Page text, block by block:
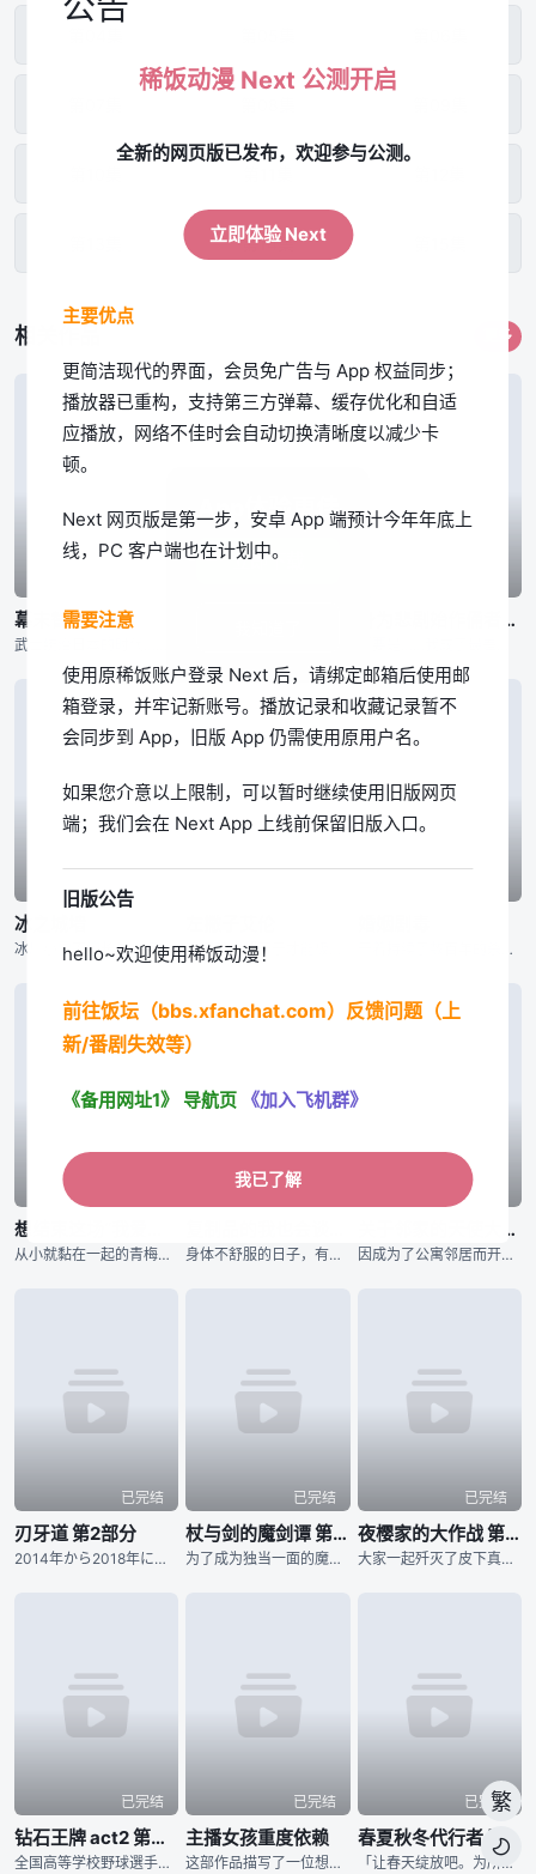
App体验更佳
立即下载
第14集
第16集
第19集 第20集 第21集
第22集
第25集
相关作品 更多
幕末替身传说 身为悲剧始作俑者的最强邪恶BOSS女王为民竭心尽力。 第二季
已完结
冰之城墙
冰川小雪不擅长与人接触，与他人之间竖起了一堵城墙。尽管在高中里不与人扯上关系独自度过，却和不知为何不停逼近的雨宫凑相遇了——？孤高的女子小雪，学校里的人气之人美姬，毫无距离感男子凑，有着悠哉温柔氛围的 干着持续了数百年的杀手行当“用毒人”的青年·下吕。对于干着暗中的工作，不擅长应对女性的他来说结婚并不是必须要做的东西。然而，为了不让“用毒人”的血脉断绝，老家通知他的妹妹要强制让她生下继承人。就在这时
从小就黏在一起的青梅竹马。即使他们注意到了自己的情感，但因太过熟悉而无法坦然面对对方。将两人紧紧连在一起的是从小开始玩的「我爱你」游戏。两人将爱情托付给了这个游戏，如果谁先让对方害羞，谁就获胜！？&n
已完结
身体不舒服的日子，有着麻烦的值日的日子，定期测试的日子……。她在嫌去学校麻烦的日子里，就会把我唤出。名为爱川素直的少女的分身，便利的替身，那就是我。不过尽管外貌完全相同，性格却有点区别就是了。无法自由
已完结
关于邻家的天使大人不知不觉把我惯成了废人这档子事 第二季
因成为了公寓邻居而开始交流的藤宫周与椎名真昼，在高中二年级的运动会结束后，终于正式交往。无论是亲手制作的料理还是浴衣约会，两人间充满了如新婚夫妻般的氛围，但那份怦然心动的感觉却依然让他们不知所措。随着
已完结
刃牙道 第2部分
2014年から2018年にわたり『週刊少年チャンピオン』にて、連載された板垣恵介による同名コミックが原作の『刃牙道』。 “地上最強の親子喧嘩”が幕を閉じてから、刃牙をはじめ、歴戦のファイターたちは耐
已完结
杖与剑的魔剑谭 第二季
为了成为独当一面的魔导士，少年威尔进入魔法学院学习。然而个性努力认真的他，即使想成为魔导士却有个致命性的弱点。那就是「他完全无法使用魔法」。同学跟老师都用冷漠的眼神看待他，尽管有的时候感到相当挫折，威
已完结
夜樱家的大作战 第二季
大家一起歼灭了皮下真率领的犯罪组织「蒲公英」，「夜樱前线」顺利成功，接着还一并举办了太阳与六美的婚宴，夜樱家迎来了安稳的日常生活…… 然而却冒出了新任务？ 某天，太阳在梦中与夜樱家初代当家夜樱蕾进
已完结
钻石王牌 act2 第二季
全国高等学校野球選手権東京大会に参加する各校の選手の闘志みなぎる表情から始まります。稲城実業高等学校、市大三高、薬師高校といったライバルたちが登場し、彼らに挑む青道高校は沢村栄純がエースナンバーを背負
已完结
主播女孩重度依赖
这部作品描写了一位想要成为最强的主播同时迫切想要得到他人认可的女孩，与辅佐她的「阿P」共同生活30天的多结局ADV。于2022年01月在Steam平台发售，至今为止已累积超过300万次下载数量，相关歌
已完结
春夏秋冬代行者 春之舞
「让春天绽放吧。为所有人带来春天。」 所谓的「四季代行者」，指的是凭藉四季诸神赐予的特殊力量，使季节在各地流转的现人神。 人们习以为常的四季更迭，正是仰赖他们不懈的努力才得以维系。 然而，自从春
繁

稀饭动漫 Next 公测开启
全新的网页版已发布，欢迎参与公测。
立即体验 Next
主要优点
更简洁现代的界面，会员免广告与 App 权益同步；
播放器已重构，支持第三方弹幕、缓存优化和自适
应播放，网络不佳时会自动切换清晰度以减少卡
顿。
Next 网页版是第一步，安卓 App 端预计今年年底上
线，PC 客户端也在计划中。
需要注意
使用原稀饭账户登录 Next 后，请绑定邮箱后使用邮
箱登录，并牢记新账号。播放记录和收藏记录暂不
会同步到 App，旧版 App 仍需使用原用户名。
如果您介意以上限制，可以暂时继续使用旧版网页
端；我们会在 Next App 上线前保留旧版入口。
旧版公告
hello~欢迎使用稀饭动漫！
前往饭坛（bbs.xfanchat.com）反馈问题（上
新/番剧失效等）
《备用网址1》 导航页 《加入飞机群》
我已了解